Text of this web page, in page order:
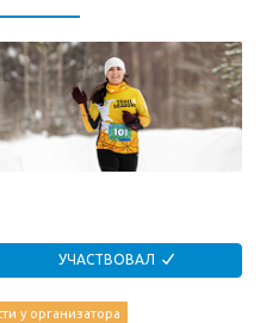
УЧАСТВОВАЛ
у организатора